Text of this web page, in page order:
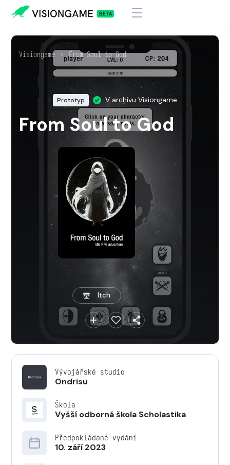
Visiongame > From Soul to God
Prototyp V archivu Visiongame
From Soul to God
Itch
Vývojářské studio
Ondrisu
Škola
Vyšší odborná škola Scholastika
Předpokládané vydání
10. září 2023